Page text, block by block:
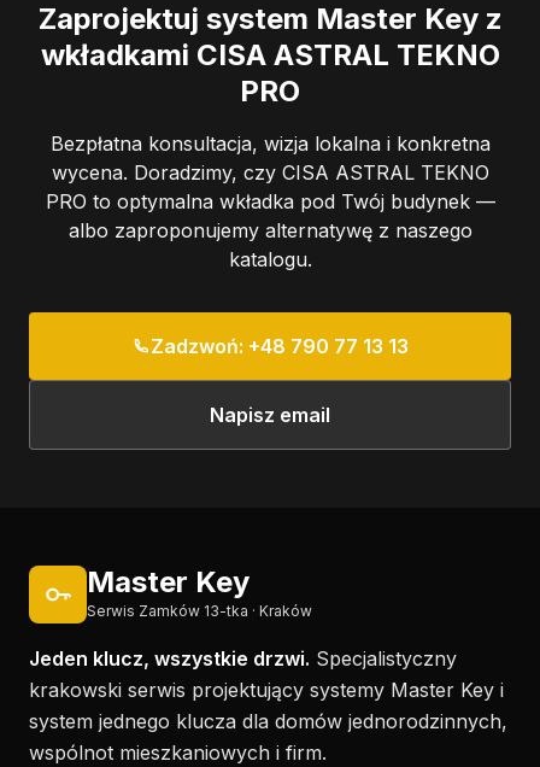
Zaprojektuj system Master Key z
wkładkami CISA ASTRAL TEKNO
PRO
Bezpłatna konsultacja, wizja lokalna i konkretna
wycena. Doradzimy, czy CISA ASTRAL TEKNO
PRO to optymalna wkładka pod Twój budynek —
albo zaproponujemy alternatywę z naszego
katalogu.
Zadzwoń: +48 790 77 13 13
Napisz email
Master Key
Serwis Zamków 13-tka · Kraków
Jeden klucz, wszystkie drzwi. Specjalistyczny
krakowski serwis projektujący systemy Master Key i
system jednego klucza dla domów jednorodzinnych,
wspólnot mieszkaniowych i firm.